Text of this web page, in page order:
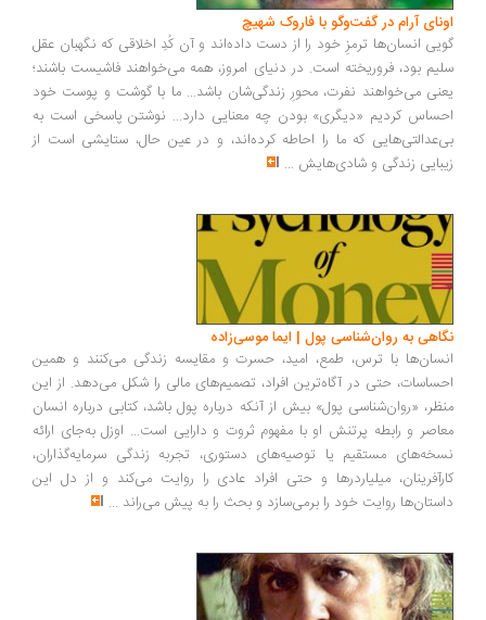
آرام در گفت‌وگو با فاروک شهیچ‭
انسان‌ها ترمزِ خود را از دست داده‌اند و آن کُدِ اخلاقی که نگهبان عقل
بود، فروریخته است. در دنیای امروز، همه می‌خواهند فاشیست باشند؛
می‌خواهند نفرت، محورِ زندگی‌شان باشد... ما با گوشت و پوست خود
کردیم «دیگری» بودن چه معنایی دارد... نوشتن پاسخی است به
که ما را احاطه کرده‌اند، و در عین حال، ستایشی است از
زندگی و شادی‌هایش...
به روان‌شناسی پول | ایما موسی‌زاده
با ترس، طمع، امید، حسرت و مقایسه زندگی می‌کنند و همین
حتی در آگاه‌ترین افراد، تصمیم‌های مالی را شکل می‌دهد. از این
«روان‌شناسی پول» بیش از آنکه درباره پول باشد، کتابی درباره انسان
و رابطه پرتنش او با مفهوم ثروت و دارایی است... اوزل به‌جای ارائه
مستقیم یا توصیه‌های دستوری، تجربه زندگی سرمایه‌گذاران،
میلیاردرها و حتی افراد عادی را روایت می‌کند و از دل این
روایت خود را برمی‌سازد و بحث را به پیش می‌راند ...